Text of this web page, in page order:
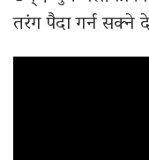
तरंग पैदा गर्न सक्ने